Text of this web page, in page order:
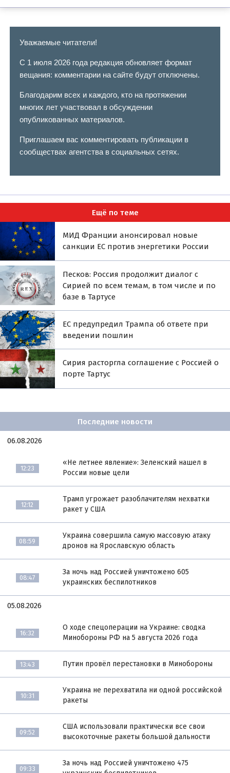
Уважаемые читатели!
С 1 июля 2026 года редакция обновляет формат
вещания: комментарии на сайте будут отключены.
Благодарим всех и каждого, кто на протяжении
многих лет участвовал в обсуждении
опубликованных материалов.
Приглашаем вас комментировать публикации в
сообществах агентства в социальных сетях.
Ещё по теме
МИД Франции анонсировал новые
санкции ЕС против энергетики России
Песков: Россия продолжит диалог с
Сирией по всем темам, в том числе и по
базе в Тартусе
ЕС предупредил Трампа об ответе при
введении пошлин
Сирия расторгла соглашение с Россией о
порте Тартус
Последние новости
06.08.2026
12:23
«Не летнее явление»: Зеленский нашел в
России новые цели
12:12
Трамп угрожает разоблачителям нехватки
ракет у США
08:59
Украина совершила самую массовую атаку
дронов на Ярославскую область
08:47
За ночь над Россией уничтожено 605
украинских беспилотников
05.08.2026
16:32
О ходе спецоперации на Украине: сводка
Минобороны РФ на 5 августа 2026 года
13:43 Путин провёл перестановки в Минобороны
10:31
Украина не перехватила ни одной российской
ракеты
09:52
США использовали практически все свои
высокоточные ракеты большой дальности
09:33
За ночь над Россией уничтожено 475